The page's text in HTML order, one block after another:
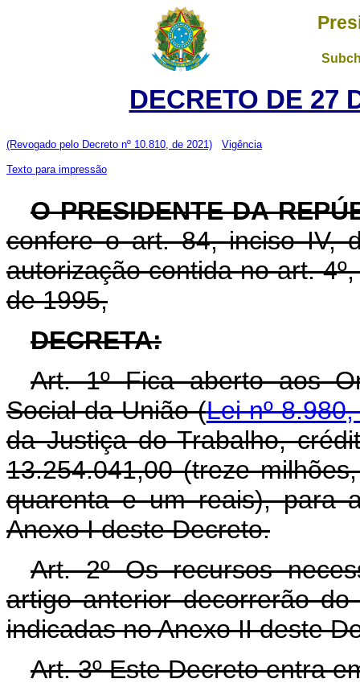
DECRETO DE 27
(Revogado pelo Decreto nº 10.810, de 2021) Vigência
Texto para impressão
O PRESIDENTE DA
confere o art. 84, inciso IV,
autorização contida no art.
de 1995,
DECRETA:
Art. 1º Fica aberto aos
Social da União (Lei nº
da Justiça do Trabalho,
13.254.041,00 (treze
quarenta e um reais), para
Anexo I deste Decreto.
Art. 2º Os recursos
artigo anterior decorrerão
indicadas no Anexo II deste
Art. 3º Este Decreto entra